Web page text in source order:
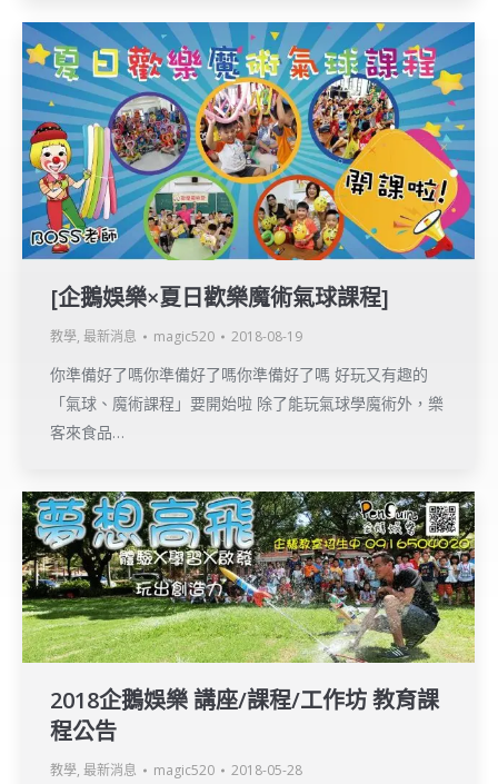
[企鵝娛樂×夏日歡樂魔術氣球課程]
教學, 最新消息 magic520 2018-08-19
你準備好了嗎你準備好了嗎你準備好了嗎 好玩又有趣的
「氣球、魔術課程」要開始啦 除了能玩氣球學魔術外，樂
客來食品…
2018企鵝娛樂 講座/課程/工作坊 教育課
程公告
教學, 最新消息 magic520 2018-05-28